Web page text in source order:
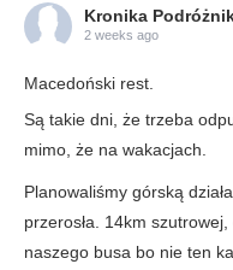
Kronika
2 weeks ago
Macedoński rest.
Są takie dni, że trzeba
mimo, że na wakacjach.
Planowaliśmy górską
przerosła. 14km
naszego busa bo nie ten